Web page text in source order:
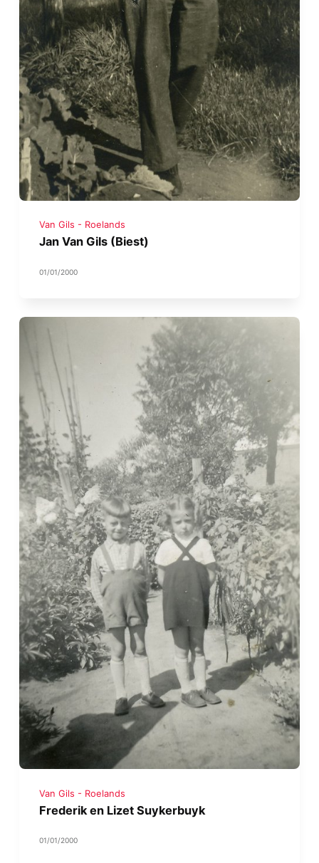
Van Gils - Roelands
Jan Van Gils (Biest)
01/01/2000
Van Gils - Roelands
Frederik en Lizet Suykerbuyk
01/01/2000